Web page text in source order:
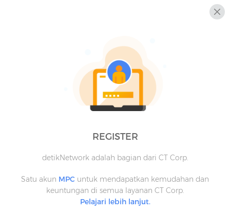
REGISTER
detikNetwork adalah bagian dari CT Corp.
Satu akun MPC untuk mendapatkan kemudahan dan
keuntungan di semua layanan CT Corp.
Pelajari lebih lanjut.